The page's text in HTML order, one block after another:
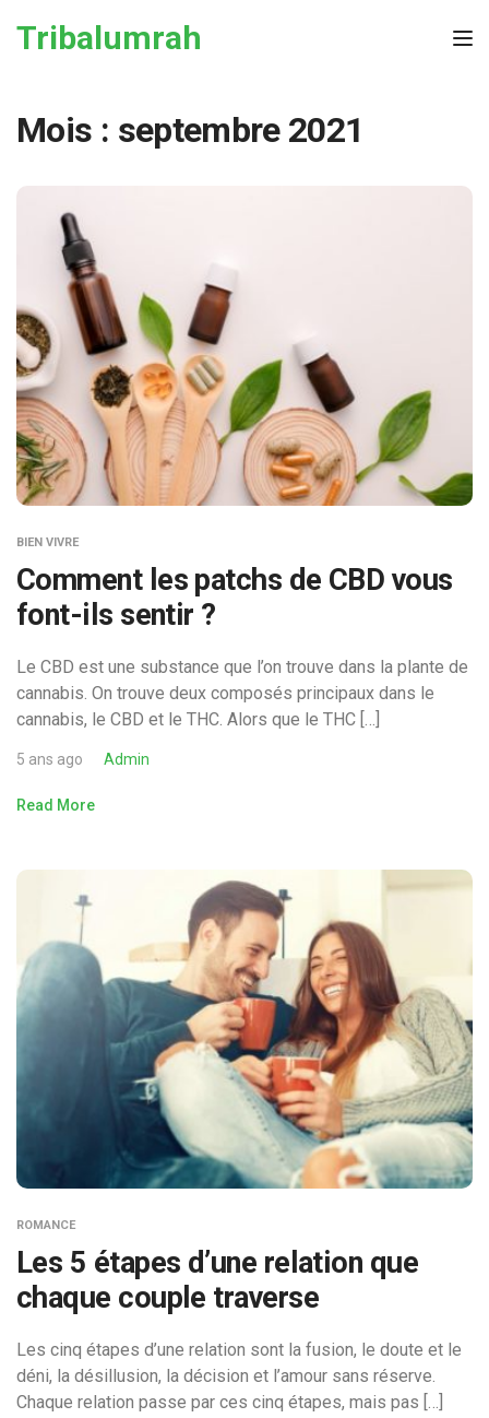
Tribalumrah
Mois : septembre 2021
BIEN VIVRE
Comment les patchs de CBD vous
font-ils sentir ?
Le CBD est une substance que l’on trouve dans la plante de
cannabis. On trouve deux composés principaux dans le
cannabis, le CBD et le THC. Alors que le THC […]
5 ans ago Admin
Read More
ROMANCE
Les 5 étapes d’une relation que
chaque couple traverse
Les cinq étapes d’une relation sont la fusion, le doute et le
déni, la désillusion, la décision et l’amour sans réserve.
Chaque relation passe par ces cinq étapes, mais pas […]